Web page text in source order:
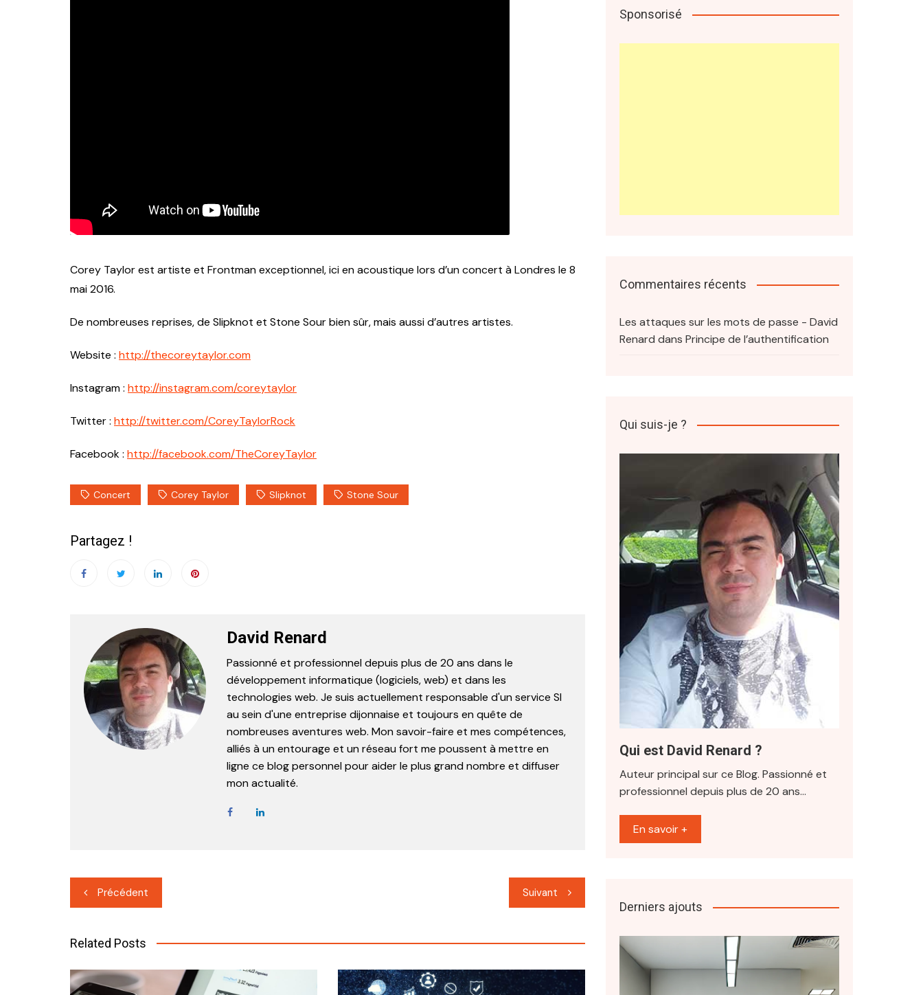
Corey Taylor est artiste et Frontman exceptionnel, ici en acoustique lors d’un concert à Londres le 8
mai 2016.
De nombreuses reprises, de Slipknot et Stone Sour bien sûr, mais aussi d’autres artistes.
Website : http://thecoreytaylor.com
Instagram : http://instagram.com/coreytaylor
Twitter : http://twitter.com/CoreyTaylorRock
Facebook : http://facebook.com/TheCoreyTaylor
Concert Corey Taylor Slipknot Stone Sour
Partagez !
David Renard
Passionné et professionnel depuis plus de 20 ans dans le
développement informatique (logiciels, web) et dans les
technologies web. Je suis actuellement responsable d'un service SI
au sein d'une entreprise dijonnaise et toujours en quête de
nombreuses aventures web. Mon savoir-faire et mes compétences,
alliés à un entourage et un réseau fort me poussent à mettre en
ligne ce blog personnel pour aider le plus grand nombre et diffuser
mon actualité.
Navigation
de
l’article
Précédent Suivant
Related Posts
Sponsorisé
Commentaires récents
Les attaques sur les mots de passe - David
Renard dans Principe de l’authentification
Qui suis-je ?
Qui est David Renard ?
Auteur principal sur ce Blog. Passionné et
professionnel depuis plus de 20 ans…
En savoir +
Derniers ajouts